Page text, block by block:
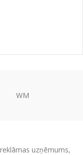
WM
uzņēmums,